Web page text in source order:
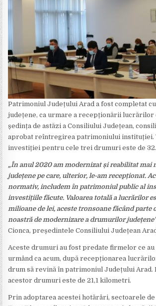
Patrimoniul Județului Arad a fost completat
județene, ca urmare a recepționării lucrărilor
ședința de astăzi a Consiliului Județean,
aprobat reîntregirea patrimoniului instituției.
investiției pentru cele trei drumuri este de
„În anul 2020 am modernizat și reabilitat mai
județene pe care, ulterior, le-am recepționat.
normativ, includem în patrimoniul public al
investițiile făcute. Valoarea totală a lucrărilor
milioane de lei, aceste tronsoane făcând parte
noastră de modernizare a drumurilor
Cionca, președintele Consiliului Județean
Aceste drumuri au fost predate firmelor ce
urmând ca acum, după recepționarea
drum să revină în patrimoniul Județului Arad.
acestor drumuri este de 21,1 kilometri.
Prin adoptarea acestei hotărâri, sectoarele